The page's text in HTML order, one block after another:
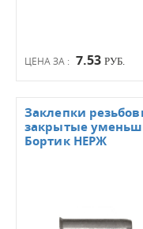
ЦЕНА ЗА : 7.53 РУБ.
Заклепки
закрытые
Бортик НЕРЖ